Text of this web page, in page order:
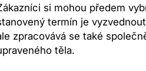
si mohou předem
termín je
zpracovává se také
těla.